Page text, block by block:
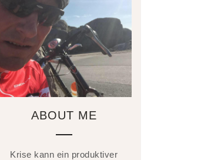
ABOUT ME
Krise kann ein produktiver